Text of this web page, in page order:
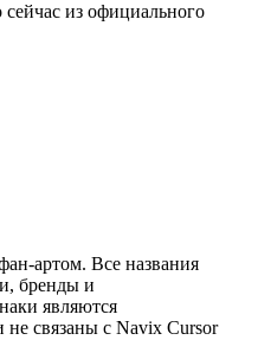
сейчас из официального
артом. Все названия
бренды и
являются
не связаны с Navix Cursor